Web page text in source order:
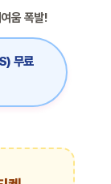
움 폭발!
무료